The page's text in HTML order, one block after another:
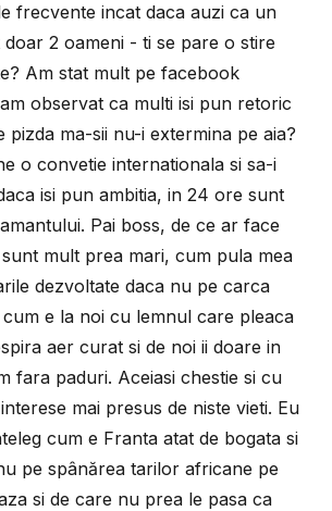
frecvente incat daca auzi ca un
2 oameni - ti se pare o stire
Am stat mult pe facebook
observat ca multi isi pun retoric
pizda ma-sii nu-i extermina pe aia?
o convetie internationala si sa-i
isi pun ambitia, in 24 ore sunt
Pai boss, de ce ar face
mult prea mari, cum pula mea
dezvoltate daca nu pe carca
e la noi cu lemnul care pleaca
aer curat si de noi ii doare in
fara paduri. Aceiasi chestie si cu
mai presus de niste vieti. Eu
cum e Franta atat de bogata si
pe spânărea tarilor africane pe
si de care nu prea le pasa ca